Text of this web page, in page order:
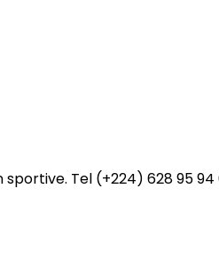
Tel (+224) 628 95 94